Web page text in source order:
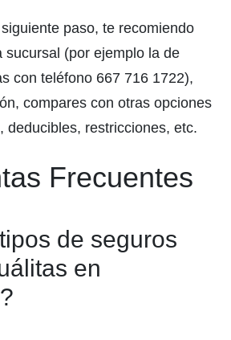
paso, te recomiendo
sucursal (por ejemplo la de
con teléfono 667 716 1722),
compares con otras opciones
deducibles, restricciones, etc.
Frecuentes
de seguros
en